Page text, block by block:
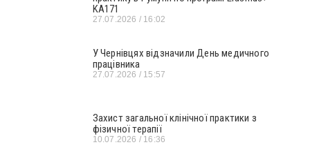
KA171
27.07.2026 16:02
У Чернівцях відзначили День медичного
працівника
27.07.2026 15:57
Захист загальної клінічної практики з
фізичної терапії
10.07.2026 16:36